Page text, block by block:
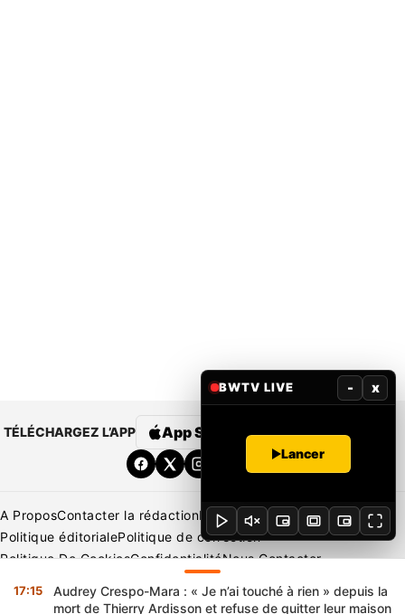
TÉLÉCHARGEZ L’APP App Store Google Play
A ProposContacter la rédactionRédaction Mentions légales
Politique éditorialePolitique de correction
Politique De CookiesConfidentialitéNous Contacter
Copyright © 2026 BENIN WEB TV | Tous Droits Réservés
17:15
Audrey Crespo-Mara : « Je n’ai touché à rien » depuis la
mort de Thierry Ardisson et refuse de quitter leur maison
BWTV LIVE - x
Lancer